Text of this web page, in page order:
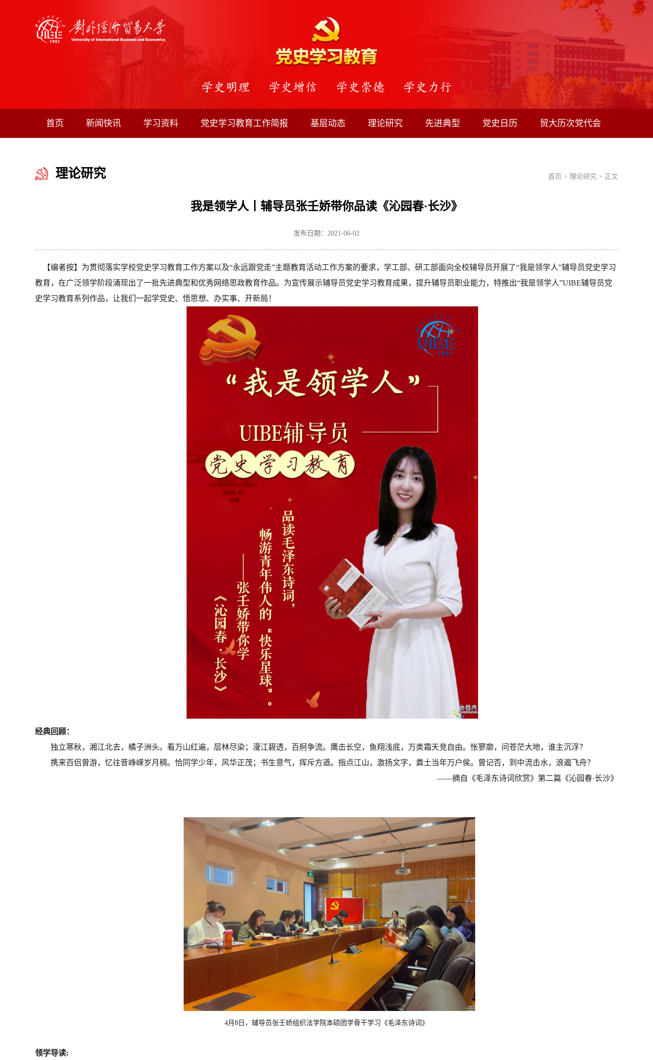
首页 新闻快讯 学习资料 党史学习教育工作简报 基层动态 理论研究 先进典型 党史日历 贸大历次党代会
理论研究 首页 > 理论研究 > 正文
我是领学人丨辅导员张壬娇带你品读《沁园春·长沙》
发布日期：2021-06-02
【编者按】 为贯彻落实学校党史学习教育工作方案以及“永远跟党走”主题教育活动工作方案的要求，学工部、研工部面向全校辅导员开展了“我是领学人”辅导员党史学习
教育，在广泛领学阶段涌现出了一批先进典型和优秀网络思政教育作品。为宣传展示辅导员党史学习教育成果，提升辅导员职业能力，特推出“我是领学人”UIBE辅导员党
史学习教育系列作品，让我们一起学党史、悟思想、办实事、开新局！
经典回顾：
独立寒秋，湘江北去，橘子洲头。看万山红遍，层林尽染；漫江碧透，百舸争流。鹰击长空，鱼翔浅底，万类霜天竞自由。怅寥廓，问苍茫大地，谁主沉浮？
携来百侣曾游，忆往昔峥嵘岁月稠。恰同学少年，风华正茂；书生意气，挥斥方遒。指点江山，激扬文字，粪土当年万户侯。曾记否，到中流击水，浪遏飞舟？
——摘自 《毛泽东诗词欣赏》 第二篇 《沁园春·长沙》
4月8日，辅导员 张壬娇组织法学院本硕团学骨干学习《毛泽东诗词》
领学导读: